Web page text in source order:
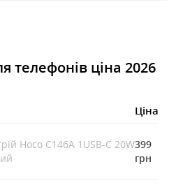
телефонів ціна 2026
Ціна
Hoco C146A 1USB-C 20W399
грн